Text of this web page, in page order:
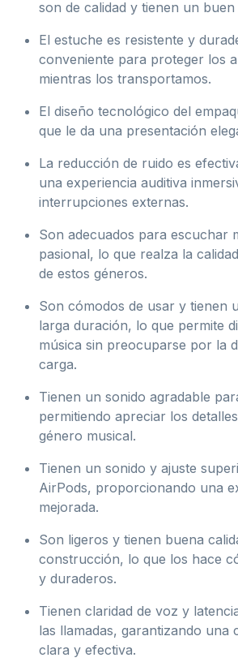
son de calidad y tienen un
El estuche es resistente y
conveniente para proteger los
mientras los transportamos.
El diseño tecnológico del
que le da una presentación
La reducción de ruido es
una experiencia auditiva
interrupciones externas.
Son adecuados para escuchar
pasional, lo que realza la
de estos géneros.
Son cómodos de usar y tienen
larga duración, lo que permite
música sin preocuparse por la
carga.
Tienen un sonido agradable
permitiendo apreciar los
género musical.
Tienen un sonido y ajuste
AirPods, proporcionando una
mejorada.
Son ligeros y tienen buena
construcción, lo que los hace
y duraderos.
Tienen claridad de voz y
las llamadas, garantizando una
clara y efectiva.